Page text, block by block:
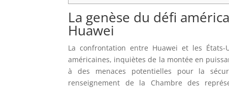
La genèse du défi
Huawei
La confrontation entre Huawei et les
américaines, inquiètes de la montée en
à des menaces potentielles pour la
renseignement de la Chambre des